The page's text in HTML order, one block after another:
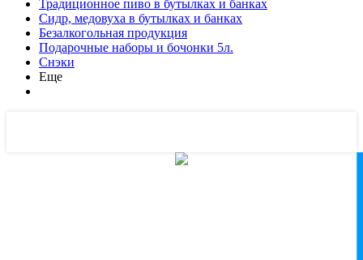
Традиционное пиво в бутылках и банках
Сидр, медовуха в бутылках и банках
Безалкогольная продукция
Подарочные наборы и бочонки 5л.
Снэки
Еще